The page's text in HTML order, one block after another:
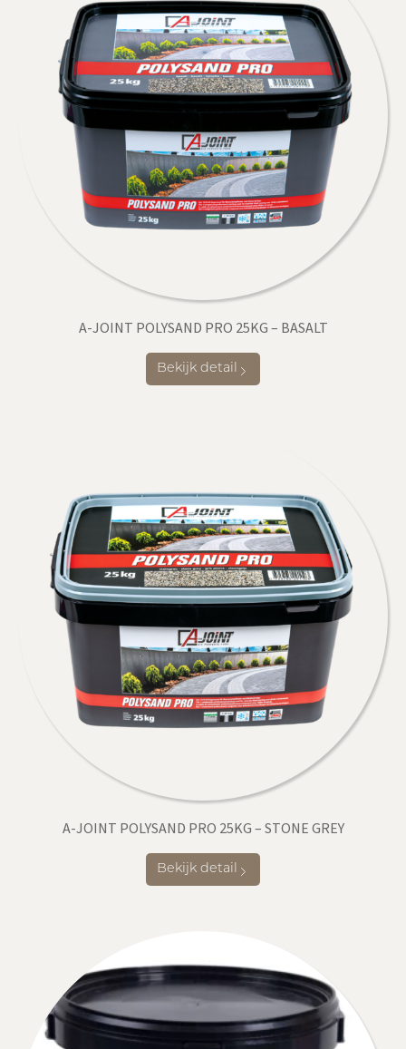
A-JOINT POLYSAND PRO 25KG – BASALT
Bekijk detail
A-JOINT POLYSAND PRO 25KG – STONE GREY
Bekijk detail